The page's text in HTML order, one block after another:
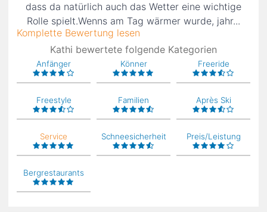
dass da natürlich auch das Wetter eine wichtige
Rolle spielt.Wenns am Tag wärmer wurde, jahr...
Komplette Bewertung lesen
Kathi bewertete folgende Kategorien
Anfänger Könner Freeride
Freestyle Familien Après Ski
Service Schneesicherheit Preis/Leistung
Bergrestaurants